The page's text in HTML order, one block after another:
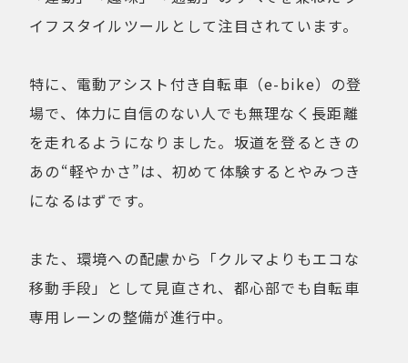
イフスタイルツールとして注目されています。
特に、電動アシスト付き自転車（e-bike）の登
場で、体力に自信のない人でも無理なく長距離
を走れるようになりました。坂道を登るときの
あの“軽やかさ”は、初めて体験するとやみつき
になるはずです。
また、環境への配慮から「クルマよりもエコな
移動手段」として見直され、都心部でも自転車
専用レーンの整備が進行中。